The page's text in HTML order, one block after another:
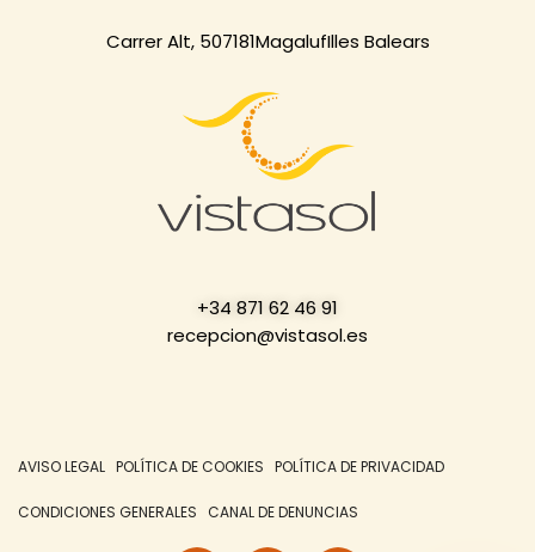
Carrer Alt, 507181MagalufIlles Balears
+34 871 62 46 91
recepcion@vistasol.es
AVISO LEGAL POLÍTICA DE COOKIES POLÍTICA DE PRIVACIDAD
CONDICIONES GENERALES CANAL DE DENUNCIAS